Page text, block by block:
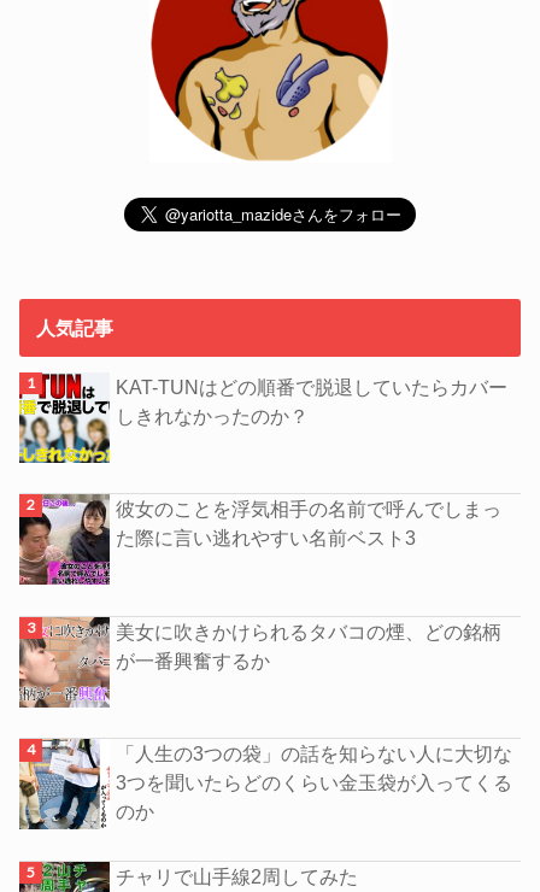
人気記事
KAT-TUNはどの順番で脱退していたらカバー
しきれなかったのか？
彼女のことを浮気相手の名前で呼んでしまっ
た際に言い逃れやすい名前ベスト3
美女に吹きかけられるタバコの煙、どの銘柄
が一番興奮するか
「人生の3つの袋」の話を知らない人に大切な
3つを聞いたらどのくらい金玉袋が入ってくる
のか
チャリで山手線2周してみた